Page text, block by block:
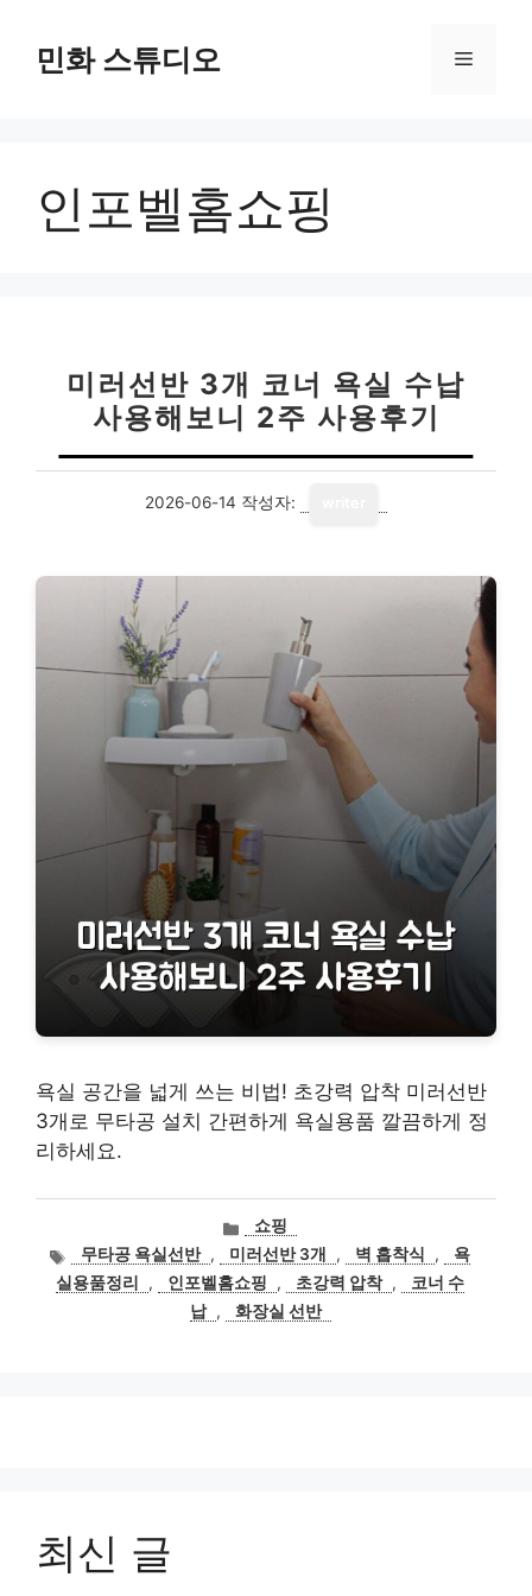
민화 스튜디오 메
인포벨홈쇼핑
미러선반 3개 코너 욕실 수납
사용해보니 2주 사용후기
2026-06-14 작성자:
욕실 공간을 넓게 쓰는 비법! 초강력 압착 미러선반
3개로 무타공 설치 간편하게 욕실용품 깔끔하게 정
리하세요.
카
테
고
리
쇼핑
태
그
무타공 욕실선반 , 미러선반 3개 , 벽 흡착식 ,
욕
실용품정리
, 인포벨홈쇼핑 , 초강력 압착 ,
코너 수
납 , 화장실 선반
최신 글